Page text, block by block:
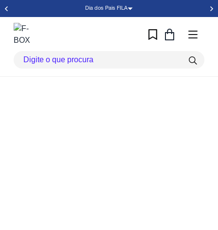
Dia dos Pais FILA